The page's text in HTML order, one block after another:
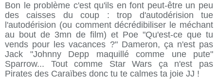
Bon le problème c'est qu'ils en font peut-être un peu
des caisses du coup : trop d'autodérision tue
l'autodérision (ou comment décrédibiliser le méchant
au bout de 3mn de film) et Poe "Qu'est-ce que tu
vends pour les vacances ?" Dameron, ça n'est pas
Jack "Johnny Depp maquillé comme une pute"
Sparrow... Tout comme Star Wars ça n'est pas
Pirates des Caraïbes donc tu te calmes ta joie JJ !